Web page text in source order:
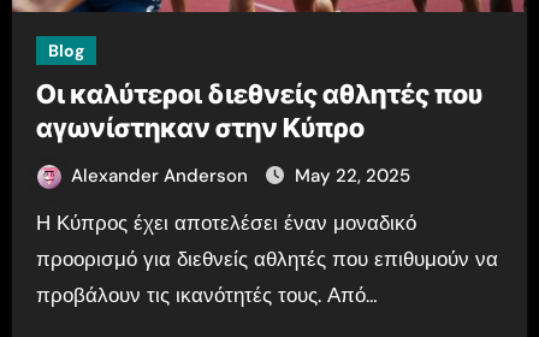
Blog
Οι καλύτεροι διεθνείς αθλητές που
αγωνίστηκαν στην Κύπρο
Alexander Anderson May 22, 2025
Η Κύπρος έχει αποτελέσει έναν μοναδικό
προορισμό για διεθνείς αθλητές που επιθυμούν να
προβάλουν τις ικανότητές τους. Από…